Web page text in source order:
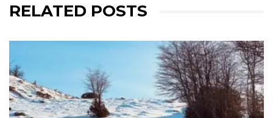
RELATED POSTS